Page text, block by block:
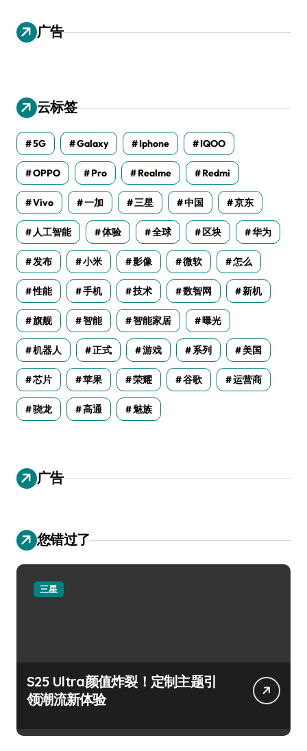
广告
云标签
5G Galaxy Iphone IQOO
OPPO Pro Realme Redmi
Vivo 一加 三星 中国 京东
人工智能 体验 全球 区块 华为
发布 小米 影像 微软 怎么
性能 手机 技术 数智网 新机
旗舰 智能 智能家居 曝光
机器人 正式 游戏 系列 美国
芯片 苹果 荣耀 谷歌 运营商
骁龙 高通 魅族
广告
您错过了
三星
S25 Ultra颜值炸裂！定制主题引
领潮流新体验